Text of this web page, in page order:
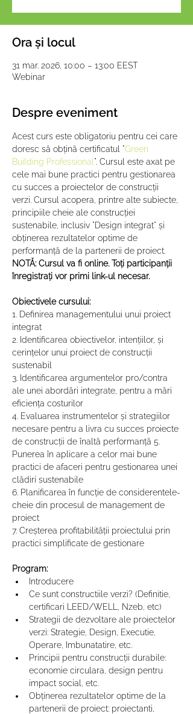
Ora și locul
31 mar. 2026, 10:00 – 13:00 EEST
Webinar
Despre eveniment
Acest curs este obligatoriu pentru cei care
doresc să obțină certificatul "Green
Building Professional ". Cursul este axat pe
cele mai bune practici pentru gestionarea
cu succes a proiectelor de construcții
verzi. Cursul acopera, printre alte subiecte,
principiile cheie ale construcției
sustenabile, inclusiv "Design integrat" și
obținerea rezultatelor optime de
performanță de la partenerii de proiect.
NOTĂ: Cursul va fi online. Toți participanții
înregistrați vor primi link-ul necesar.
Obiectivele cursului:
1. Definirea managementului unui proiect
integrat
2. Identificarea obiectivelor, intențiilor, și
cerințelor unui proiect de construcții
sustenabil
3. Identificarea argumentelor pro/contra
ale unei abordări integrate, pentru a mări
eficiența costurilor
4. Evaluarea instrumentelor și strategiilor
necesare pentru a livra cu succes proiecte
de construcții de înaltă performanță 5.
Punerea în aplicare a celor mai bune
practici de afaceri pentru gestionarea unei
clădiri sustenabile
6. Planificarea în funcție de considerentele-
cheie din procesul de management de
proiect
7. Creșterea profitabilității proiectului prin
practici simplificate de gestionare
Program:
Introducere
Ce sunt constructiile verzi? (Definitie,
certificari LEED/WELL, Nzeb, etc)
Strategii de dezvoltare ale proiectelor
verzi: Strategie, Design, Executie,
Operare, Imbunatatire, etc.
Principii pentru construcții durabile:
economie circulara, design pentru
impact social, etc.
Obținerea rezultatelor optime de la
partenerii de proiect: proiectanti,